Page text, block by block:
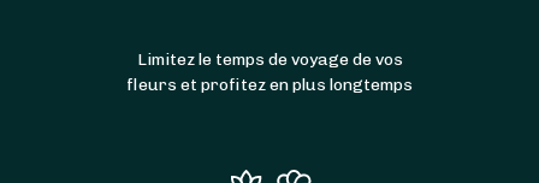
Limitez le temps de voyage de vos
fleurs et profitez en plus longtemps